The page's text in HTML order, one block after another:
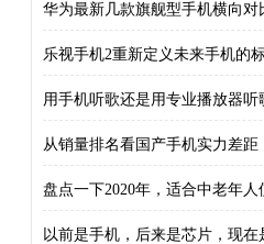
华为最新几款旗舰型手机横向对
乐视手机2重新定义未来手机的
用手机听歌还是用专业播放器听
从销量排名看国产手机实力差距
盘点一下2020年，适合中老年人
以前是手机，后来是芯片，现在